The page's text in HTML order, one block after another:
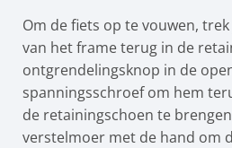
Om de fiets op te vouwen,
van het frame terug in de
ontgrendelingsknop in de
spanningsschroef om hem
de retainingschoen te
verstelmoer met de hand om